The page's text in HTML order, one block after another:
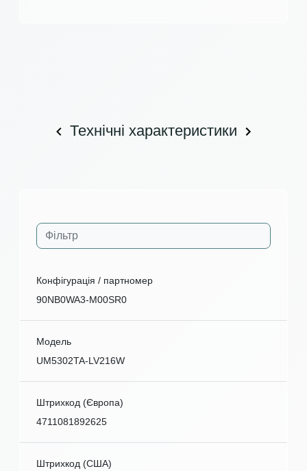
Технічні характеристики
Конфігурація / партномер
90NB0WA3-M00SR0
Модель
UM5302TA-LV216W
Штрихкод (Європа)
4711081892625
Штрихкод (США)